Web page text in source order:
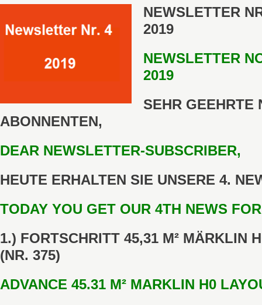
NEWSLETTER
2019
NEWSLETTER
2019
SEHR GEEHRTE
ABONNENTEN,
DEAR NEWSLETTER-SUBSCRIBER,
HEUTE ERHALTEN SIE UNSERE 4.
TODAY YOU GET OUR 4TH NEWS
1.) FORTSCHRITT 45,31 M² MÄRKLIN
(NR. 375)
ADVANCE 45.31 M² MARKLIN H0